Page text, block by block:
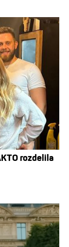
rozdelila